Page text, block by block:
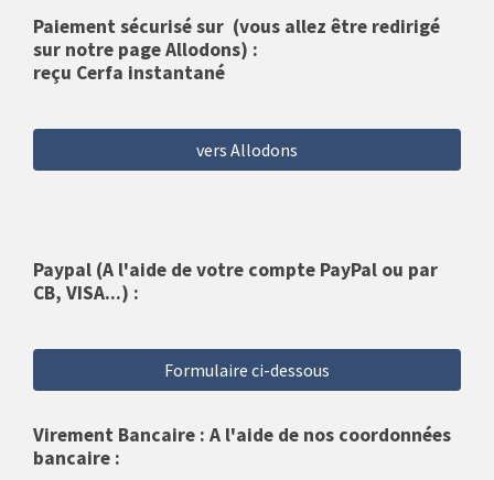
Paiement sécurisé sur (vous allez être redirigé
sur notre page Allodons) :
reçu Cerfa instantané
vers Allodons
Paypal (A l'aide de votre compte PayPal ou par
CB, VISA...) :
Formulaire ci-dessous
Virement Bancaire : A l'aide de nos coordonnées
bancaire :